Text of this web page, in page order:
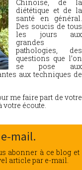
Chinoise, de la
diététique et de la
santé en général.
Des soucis de tous
les jours aux
grandes
pathologies, des
questions que l’on
se pose aux
aux techniques de
me faire part de votre
écoute.
mail.
abonner à ce blog et
article par e-mail.